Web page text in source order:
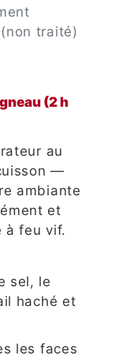
traité)
(2 h
au
—
ambiante
et
à feu vif.
sel, le
haché et
les faces